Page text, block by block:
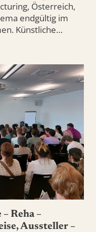
Österreich,
endgültig im
Künstliche…
Reha –
Aussteller –